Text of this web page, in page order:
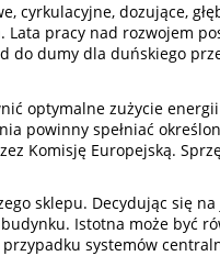
cyrkulacyjne, dozujące,
pracy nad rozwojem
dumy dla duńskiego
optymalne zużycie
powinny spełniać
Komisję Europejską.
sklepu. Decydując się
Istotna może być
systemów